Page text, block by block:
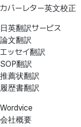
カバーレター英文校正
日英翻訳サービス
論文翻訳
エッセイ翻訳
SOP翻訳
推薦状翻訳
履歴書翻訳
Wordvice
会社概要